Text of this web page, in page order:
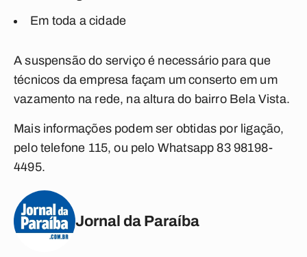
Em toda a cidade
A suspensão do serviço é necessário para que
técnicos da empresa façam um conserto em um
vazamento na rede, na altura do bairro Bela Vista.
Mais informações podem ser obtidas por ligação,
pelo telefone 115, ou pelo Whatsapp 83 98198-
4495.
Jornal da Paraíba